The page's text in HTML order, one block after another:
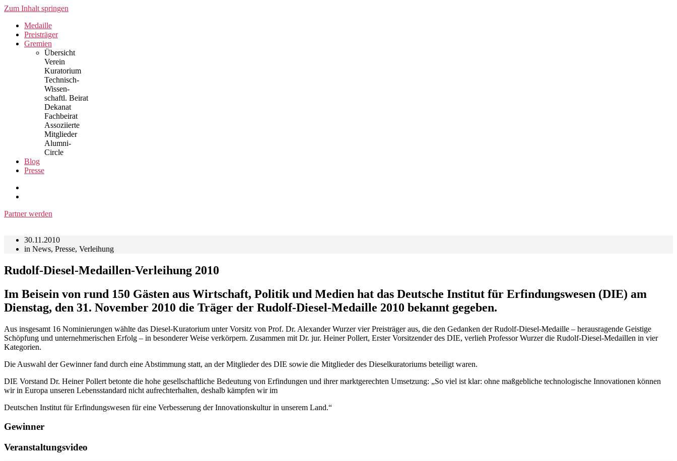
Zum Inhalt springen
Medaille
Preisträger
Gremien
Übersicht
Verein
Kuratorium
Technisch-
Wissen-
schaftl. Beirat
Dekanat
Fachbeirat
Assoziierte
Mitglieder
Alumni-
Circle
Blog
Presse
Partner werden
30.11.2010
in News, Presse, Verleihung
Rudolf-Diesel-Medaillen-Verleihung 2010
Im Beisein von rund 150 Gästen aus Wirtschaft, Politik und Medien hat das Deutsche Institut für Erfindungswesen (DIE) am
Dienstag, den 31. November 2010 die Träger der Rudolf-Diesel-Medaille 2010 bekannt gegeben.
Aus insgesamt 16 Nominierungen wählte das Diesel-Kuratorium unter Vorsitz von Prof. Dr. Alexander Wurzer vier Preisträger aus, die den Gedanken der Rudolf-Diesel-Medaille – herausragende Geistige
Schöpfung und unternehmerischen Erfolg – in besonderer Weise verkörpern. Zusammen mit Dr. jur. Heiner Pollert, Erster Vorsitzender des DIE, verlieh Professor Wurzer die Rudolf-Diesel-Medaillen in vier
Kategorien.
Die Auswahl der Gewinner fand durch eine Abstimmung statt, an der Mitglieder des DIE sowie die Mitglieder des Dieselkuratoriums beteiligt waren.
DIE Vorstand Dr. Heiner Pollert betonte die hohe gesellschaftliche Bedeutung von Erfindungen und ihrer marktgerechten Umsetzung: „So viel ist klar: ohne maßgebliche technologische Innovationen können
wir in Europa unseren Lebensstandard nicht aufrechterhalten, deshalb kämpfen wir im
Deutschen Institut für Erfindungswesen für eine Verbesserung der Innovationskultur in unserem Land.“
Gewinner
Veranstaltungsvideo